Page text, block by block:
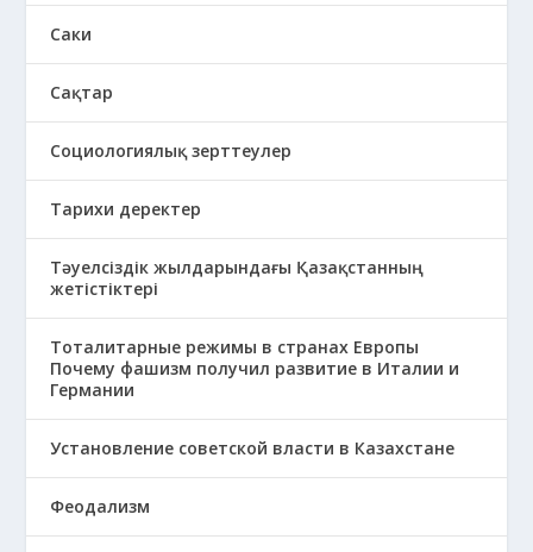
Саки
Сақтар
Социологиялық зерттеулер
Тарихи деректер
Тәуелсіздік жылдарындағы Қазақстанның
жетістіктері
Тоталитарные режимы в странах Европы
Почему фашизм получил развитие в Италии и
Германии
Установление советской власти в Казахстане
Феодализм